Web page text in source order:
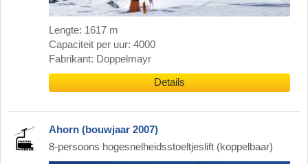
Lengte: 1617 m
Capaciteit per uur: 4000
Fabrikant: Doppelmayr
Details
Ahorn (bouwjaar 2007)
8-persoons hogesnelheidsstoeltjeslift (koppelbaar)